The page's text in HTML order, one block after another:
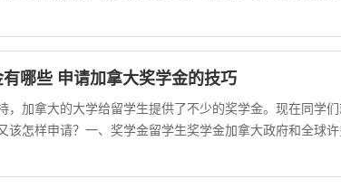
哪些 申请加拿大奖学金的技巧
，加拿大的大学给留学生提供了不少的奖学金。现在同学
该怎样申请？一、奖学金留学生奖学金加拿大政府和全球